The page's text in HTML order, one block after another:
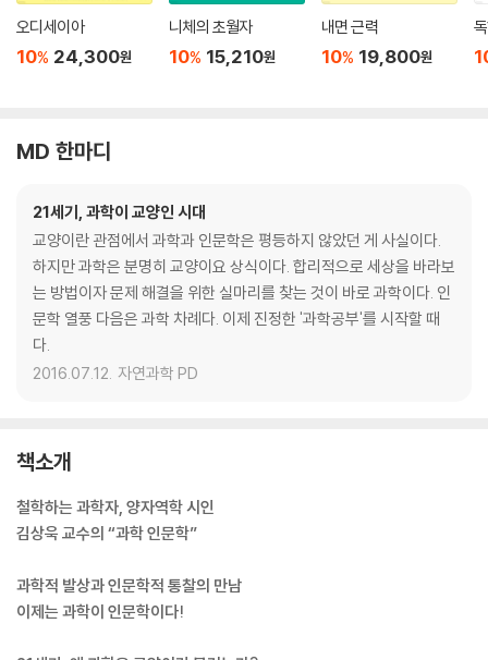
오디세이아
10% 24,300원
니체의 초월자
10% 15,210원
내면 근력
10% 19,800원
MD 한마디
21세기, 과학이 교양인 시대
교양이란 관점에서 과학과 인문학은 평등하지 않았던 게 사실이다.
하지만 과학은 분명히 교양이요 상식이다. 합리적으로 세상을 바라보
는 방법이자 문제 해결을 위한 실마리를 찾는 것이 바로 과학이다. 인
문학 열풍 다음은 과학 차례다. 이제 진정한 '과학공부'를 시작할 때
다.
2016.07.12. 자연과학 PD
책소개
철학하는 과학자, 양자역학 시인
김상욱 교수의 “과학 인문학”
과학적 발상과 인문학적 통찰의 만남
이제는 과학이 인문학이다!